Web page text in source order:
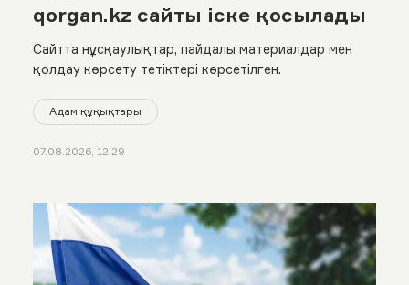
qorgan.kz сайты іске қосылады
Сайтта нұсқаулықтар, пайдалы материалдар мен
қолдау көрсету тетіктері көрсетілген.
Адам құқықтары
07.08.2026, 12:29